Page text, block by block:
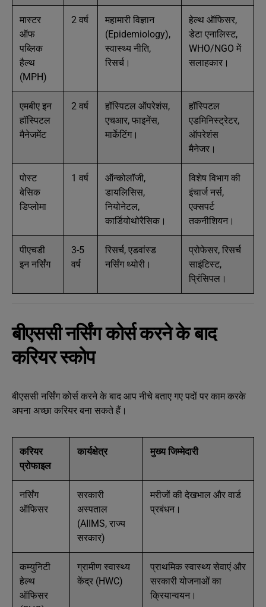
मास्टर
ऑफ
पब्लिक
हैल्थ
(MPH)
2 वर्ष
महामारी विज्ञान
(Epidemiology),
स्वास्थ्य नीति,
रिसर्च।
हेल्थ ऑफिसर,
डेटा एनालिस्ट,
WHO/NGO में
सलाहकार।
एमबीए इन
हॉस्पिटल
मैनेजमेंट
2 वर्ष
हॉस्पिटल ऑपरेशंस,
एचआर, फाइनेंस,
मार्केटिंग।
हॉस्पिटल
एडमिनिस्ट्रेटर,
ऑपरेशंस
मैनेजर।
पोस्ट
बेसिक
डिप्लोमा
1 वर्ष
ऑन्कोलॉजी,
डायलिसिस,
नियोनेटल,
कार्डियोथोरैसिक।
विशेष विभाग की
इंचार्ज नर्स,
एक्सपर्ट
तकनीशियन।
पीएचडी
इन नर्सिंग
3-5
वर्ष
रिसर्च, एडवांस्ड
नर्सिंग थ्योरी।
प्रोफेसर, रिसर्च
साइंटिस्ट,
प्रिंसिपल।
बीएससी नर्सिंग कोर्स करने के बाद
करियर स्कोप
बीएससी नर्सिंग कोर्स करने के बाद आप नीचे बताए गए पदों पर काम करके
अपना अच्छा करियर बना सकते हैं।
करियर
प्रोफाइल
कार्यक्षेत्र मुख्य जिम्मेदारी
नर्सिंग
ऑफिसर
सरकारी
अस्पताल
(AIIMS, राज्य
सरकार)
मरीजों की देखभाल और वार्ड
प्रबंधन।
कम्युनिटी
हेल्थ
ऑफिसर
ग्रामीण स्वास्थ्य
केंद्र (HWC)
प्राथमिक स्वास्थ्य सेवाएं और
सरकारी योजनाओं का
क्रियान्वयन।